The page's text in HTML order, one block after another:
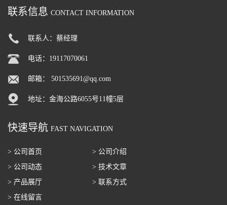
联系信息 CONTACT INFORMATION
联系人：蔡经理
电话：19117070061
邮箱： 501535691@qq.com
地址：金海公路6055号11幢5层
快速导航 FAST NAVIGATION
> 公司首页
> 公司介绍
> 公司动态
> 技术文章
> 产品展厅
> 联系方式
> 在线留言